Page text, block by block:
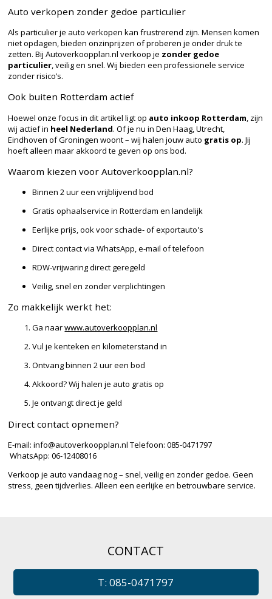
Auto verkopen zonder gedoe particulier
Als particulier je auto verkopen kan frustrerend zijn. Mensen komen
niet opdagen, bieden onzinprijzen of proberen je onder druk te
zetten. Bij Autoverkoopplan.nl verkoop je zonder gedoe
particulier, veilig en snel. Wij bieden een professionele service
zonder risico’s.
Ook buiten Rotterdam actief
Hoewel onze focus in dit artikel ligt op auto inkoop Rotterdam, zijn
wij actief in heel Nederland. Of je nu in Den Haag, Utrecht,
Eindhoven of Groningen woont – wij halen jouw auto gratis op. Jij
hoeft alleen maar akkoord te geven op ons bod.
Waarom kiezen voor Autoverkoopplan.nl?
Binnen 2 uur een vrijblijvend bod
Gratis ophaalservice in Rotterdam en landelijk
Eerlijke prijs, ook voor schade- of exportauto's
Direct contact via WhatsApp, e-mail of telefoon
RDW-vrijwaring direct geregeld
Veilig, snel en zonder verplichtingen
Zo makkelijk werkt het:
Ga naarwww.autoverkoopplan.nl
Vul je kenteken en kilometerstand in
Ontvang binnen 2 uur een bod
Akkoord? Wij halen je auto gratis op
Je ontvangt direct je geld
Direct contact opnemen?
E-mail:info@autoverkoopplan.nl Telefoon: 085-0471797
WhatsApp: 06-12408016
Verkoop je auto vandaag nog – snel, veilig en zonder gedoe. Geen
stress, geen tijdverlies. Alleen een eerlijke en betrouwbare service.
CONTACT
T: 085-0471797